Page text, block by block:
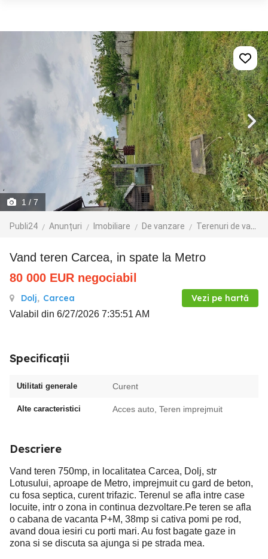
1 / 7
Publi24 Anunțuri Imobiliare De vanzare Terenuri de vanzare
Vand teren Carcea, in spate la Metro
80 000 EUR negociabil
Dolj, Carcea Vezi pe hartă
Valabil din 6/27/2026 7:35:51 AM
Specificații
Utilitati generale Curent
Alte caracteristici Acces auto, Teren imprejmuit
Descriere
Vand teren 750mp, in localitatea Carcea, Dolj, str
Lotusului, aproape de Metro, imprejmuit cu gard de beton,
cu fosa septica, curent trifazic. Terenul se afla intre case
locuite, intr o zona in continua dezvoltare.Pe teren se afla
o cabana de vacanta P+M, 38mp si cativa pomi pe rod,
avand doua iesiri cu porti mari. Au fost bagate gaze in
zona si se discuta sa ajunga si pe strada mea.